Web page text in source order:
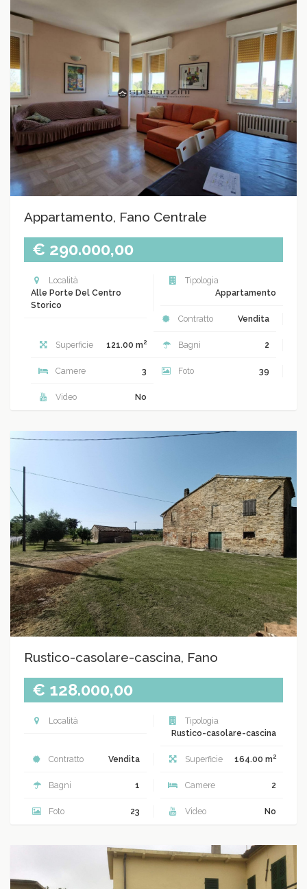
Appartamento, Fano Centrale
€ 290.000,00
Località
Alle Porte Del Centro
Storico
Tipologia
Appartamento
Contratto Vendita
Superficie 121.00 m2 Bagni 2
Camere 3 Foto 39
Video No
Rustico-casolare-cascina, Fano
€ 128.000,00
Località
Tipologia
Rustico-casolare-cascina
Contratto Vendita Superficie 164.00 m2
Bagni 1 Camere 2
Foto 23 Video No